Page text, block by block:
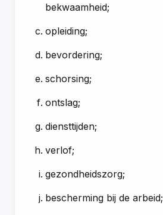
bekwaamheid;
opleiding;
bevordering;
schorsing;
ontslag;
diensttijden;
verlof;
gezondheidszorg;
bescherming bij de arbeid;